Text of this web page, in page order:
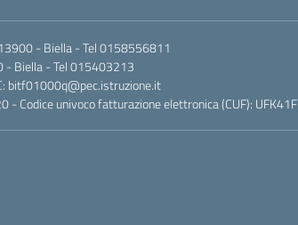
- Biella - Tel 0158556811
- Biella - Tel 015403213
bitf01000q@pec.istruzione.it
- Codice univoco fatturazione elettronica (CUF): UFK41F